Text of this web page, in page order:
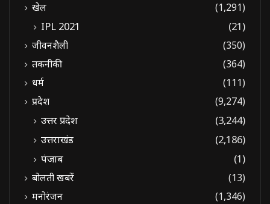
खेल
(1,291)
IPL 2021 (21)
जीवनशैली
(350)
तकनीकी
(364)
धर्म
(111)
प्रदेश
(9,274)
उत्तर प्रदेश
(3,244)
उत्तराखंड
(2,186)
पंजाब
(1)
बोलती खबरें
(13)
मनोरंजन
(1,346)